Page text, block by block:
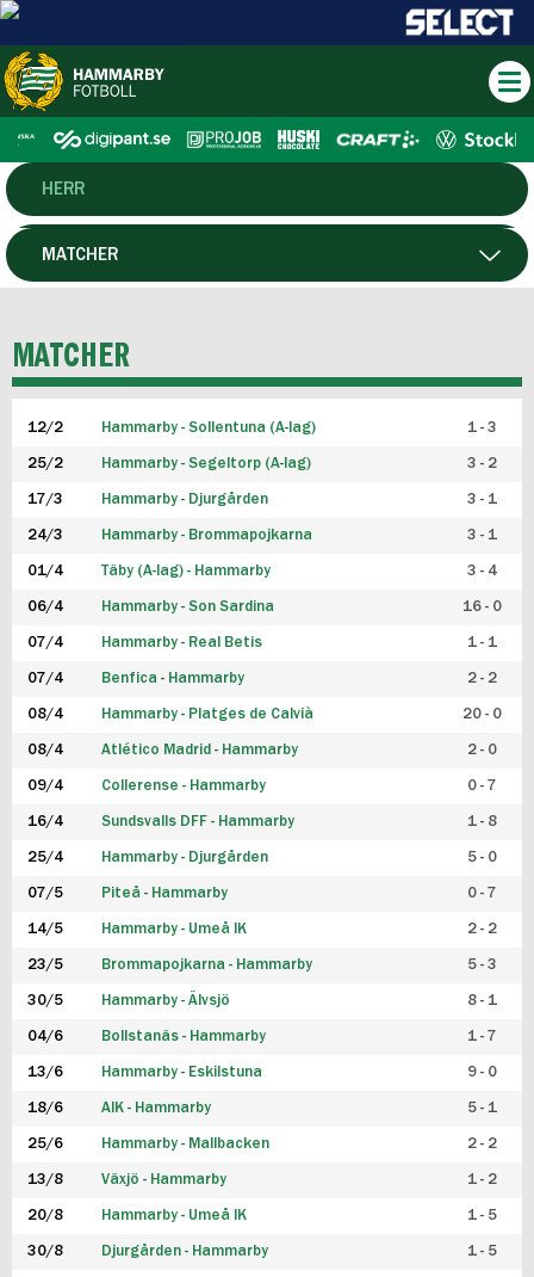
HERR
DAM
P19
F19
FUTSAL HERR
FUTSAL DAM
MATCHER
MATCHER
12/2 Hammarby - Sollentuna (A-lag) 1 - 3
25/2 Hammarby - Segeltorp (A-lag) 3 - 2
17/3 Hammarby - Djurgården 3 - 1
24/3 Hammarby - Brommapojkarna 3 - 1
01/4 Täby (A-lag) - Hammarby 3 - 4
06/4 Hammarby - Son Sardina 16 - 0
07/4 Hammarby - Real Betis 1 - 1
07/4 Benfica - Hammarby 2 - 2
08/4 Hammarby - Platges de Calvià 20 - 0
08/4 Atlético Madrid - Hammarby 2 - 0
09/4 Collerense - Hammarby 0 - 7
16/4 Sundsvalls DFF - Hammarby 1 - 8
25/4 Hammarby - Djurgården 5 - 0
07/5 Piteå - Hammarby 0 - 7
14/5 Hammarby - Umeå IK 2 - 2
23/5 Brommapojkarna - Hammarby 5 - 3
30/5 Hammarby - Älvsjö 8 - 1
04/6 Bollstanäs - Hammarby 1 - 7
13/6 Hammarby - Eskilstuna 9 - 0
18/6 AIK - Hammarby 5 - 1
25/6 Hammarby - Mallbacken 2 - 2
13/8 Växjö - Hammarby 1 - 2
20/8 Hammarby - Umeå IK 1 - 5
30/8 Djurgården - Hammarby 1 - 5